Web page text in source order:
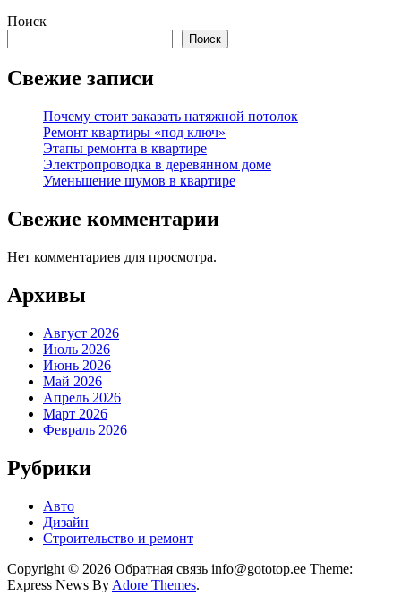
Поиск
Поиск
Свежие записи
Почему стоит заказать натяжной потолок
Ремонт квартиры «под ключ»
Этапы ремонта в квартире
Электропроводка в деревянном доме
Уменьшение шумов в квартире
Свежие комментарии
Нет комментариев для просмотра.
Архивы
Август 2026
Июль 2026
Июнь 2026
Май 2026
Апрель 2026
Март 2026
Февраль 2026
Рубрики
Авто
Дизайн
Строительство и ремонт
Copyright © 2026 Обратная связь info@gototop.ee Theme:
Express News By Adore Themes.